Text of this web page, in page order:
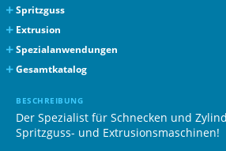
Spritzguss
Einspritzen Spritzguss
High Performance Barrier Screw
High Performance Screw
Ausfüllbogen Köpfe
Extrusion
Einzelne Extrusionsschnecken
High Performance Extrusion Screw
Konische Doppelschnecke
Spezialanwendungen
Übersicht
Gesamtkatalog
BESCHREIBUNG
Der Spezialist für Schnecken und
Spritzguss- und Extrusionsmaschinen!